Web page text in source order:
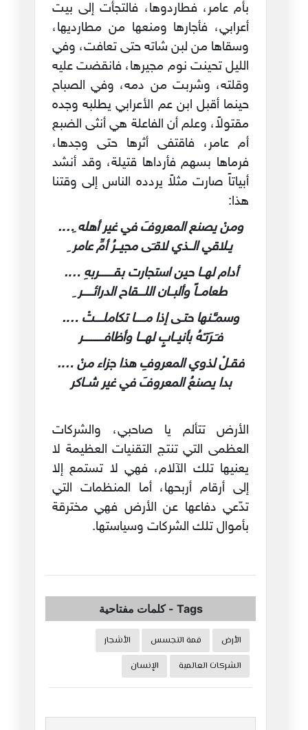
بأم عامر، فطاردوها، فالتجأت إلى بيت
أعرابي، فأجارها ومنعها من مطارديها،
وسقاها من لبن شاته حتى تعافت، وفي
الليل تحينت نوم مجيرها، فانقضت عليه
وقلته، وشربت من دمه، وفي الصباح
حينما أقبل ابن عم الأعرابي يطلبه وجده
مقتولاً، وعلم أن الفاعلة هي أنثى الضبع
أم عامر، فاقتفى أثرها حتى وجدها،
فرماها بسهم فأرداها قتيلة، وقد أنشد
أبياتاً صارت مثلاً يردده الناس إلى وقتنا
هذا:
ومنْ يصنع المعروفَ في غير أهله ِ….
يـلاقي الــذي لاقـَى مجيــرُ أمِّ عامر ِ
أدام لهــا حين استجارت بقـــــــربهِ ….
طعامــاً وألبــان اللـــقاح الدرائـــــر ِ
وسمـَّـنها حتـى إذا مـــــا تكاملــــتْ ….
فـَـرَتـْهُ بأنيــابٍ لهـــا وأظافــــــــــر
فقـلْ لذوي المعروفِ هذا جزاء منْ ….
بدا يصنعُ المعروفَ في غير شــاكر
الأرض تتألم يا صاحبي، والشركات
العظمى التي تنتج التقنيات العظيمة لا
يعنيها تلك الآلام، فهي لا تستمع إلا
إلى أرقام أربحها، أما المنظمات التي
تدّعي دفاعها عن الأرض فهي مخترقة
بأموال تلك الشركات وسياستها.
Tags
-كلمات مفتاحية
الأرض قمة التجسس
الأشجار
الشركات العالمية
الإنسان